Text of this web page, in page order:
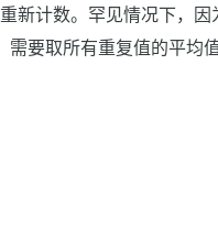
新计数。罕见情况下，
要取所有重复值的平均